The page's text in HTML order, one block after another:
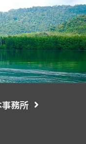
務所